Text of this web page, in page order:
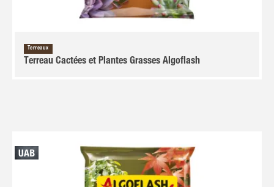
Terreaux
Terreau Cactées et Plantes Grasses Algoflash